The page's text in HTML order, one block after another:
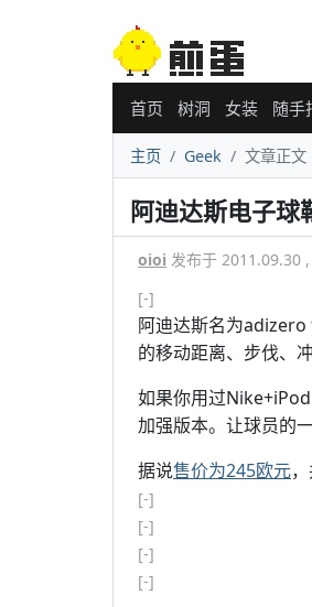
首页 树洞 女装 随手
主页 Geek 文章正文
阿迪达斯电子球
oioi 发布于 2011.09.30
[-]
阿迪达斯名为adizero
的移动距离、步伐、
如果你用过
加强版本。让球员的
据说售价为245欧元
[-]
[-]
[-]
[-]